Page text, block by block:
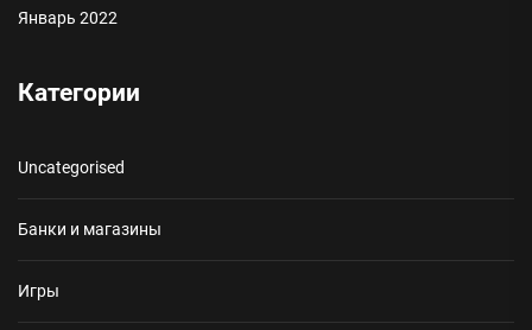
Январь 2022
Категории
Uncategorised
Банки и магазины
Игры